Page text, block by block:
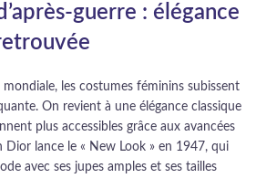
guerre : élégance
les costumes féminins subissent
On revient à une élégance classique
plus accessibles grâce aux avancées
Dior lance le « New Look » en 1947, qui
avec ses jupes amples et ses tailles